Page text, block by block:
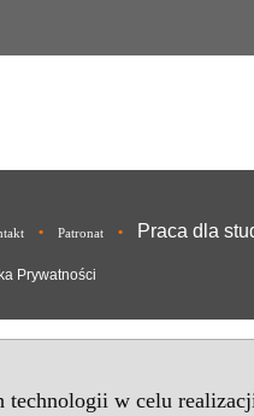
w celu
• Patronat • Praca dla
Prywatności